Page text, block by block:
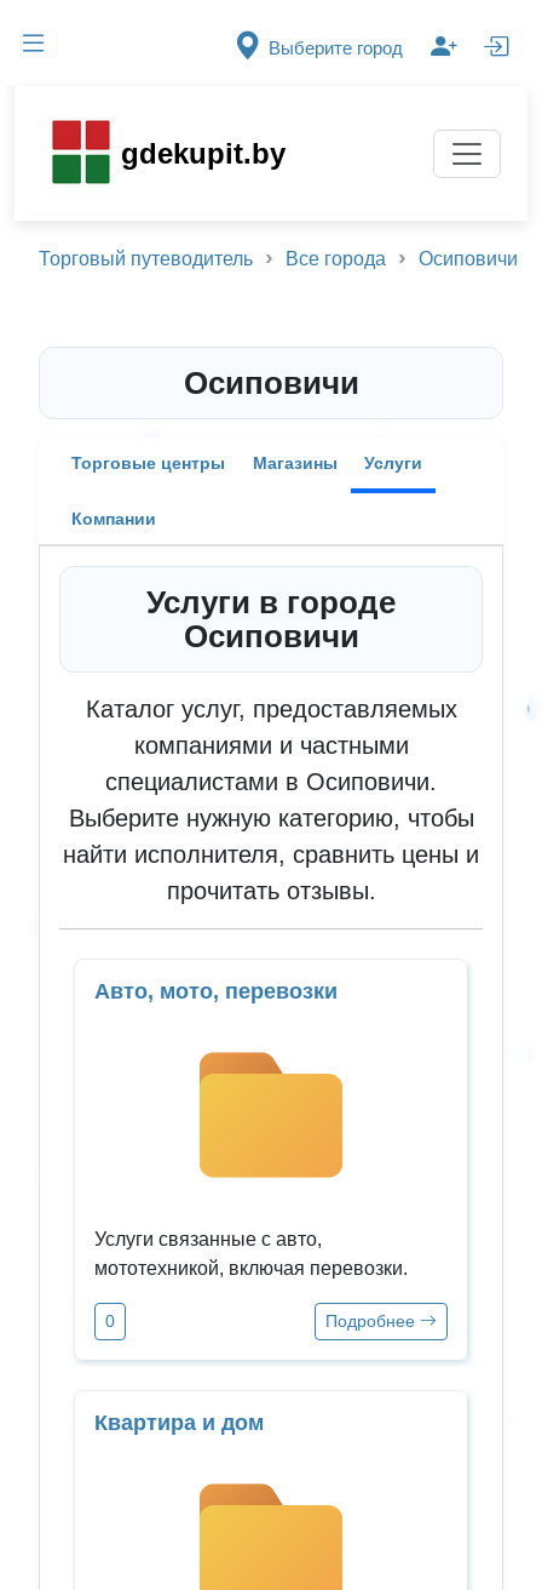
Выберите город
gdekupit.by
Торговый путеводитель Все города Осиповичи
Осиповичи
Торговые центры Магазины Услуги
Компании
Услуги в городе
Осиповичи
Каталог услуг, предоставляемых
компаниями и частными
специалистами в Осиповичи.
Выберите нужную категорию, чтобы
найти исполнителя, сравнить цены и
прочитать отзывы.
Авто, мото, перевозки
Услуги связанные с авто,
мототехникой, включая перевозки.
0 Подробнее
Квартира и дом